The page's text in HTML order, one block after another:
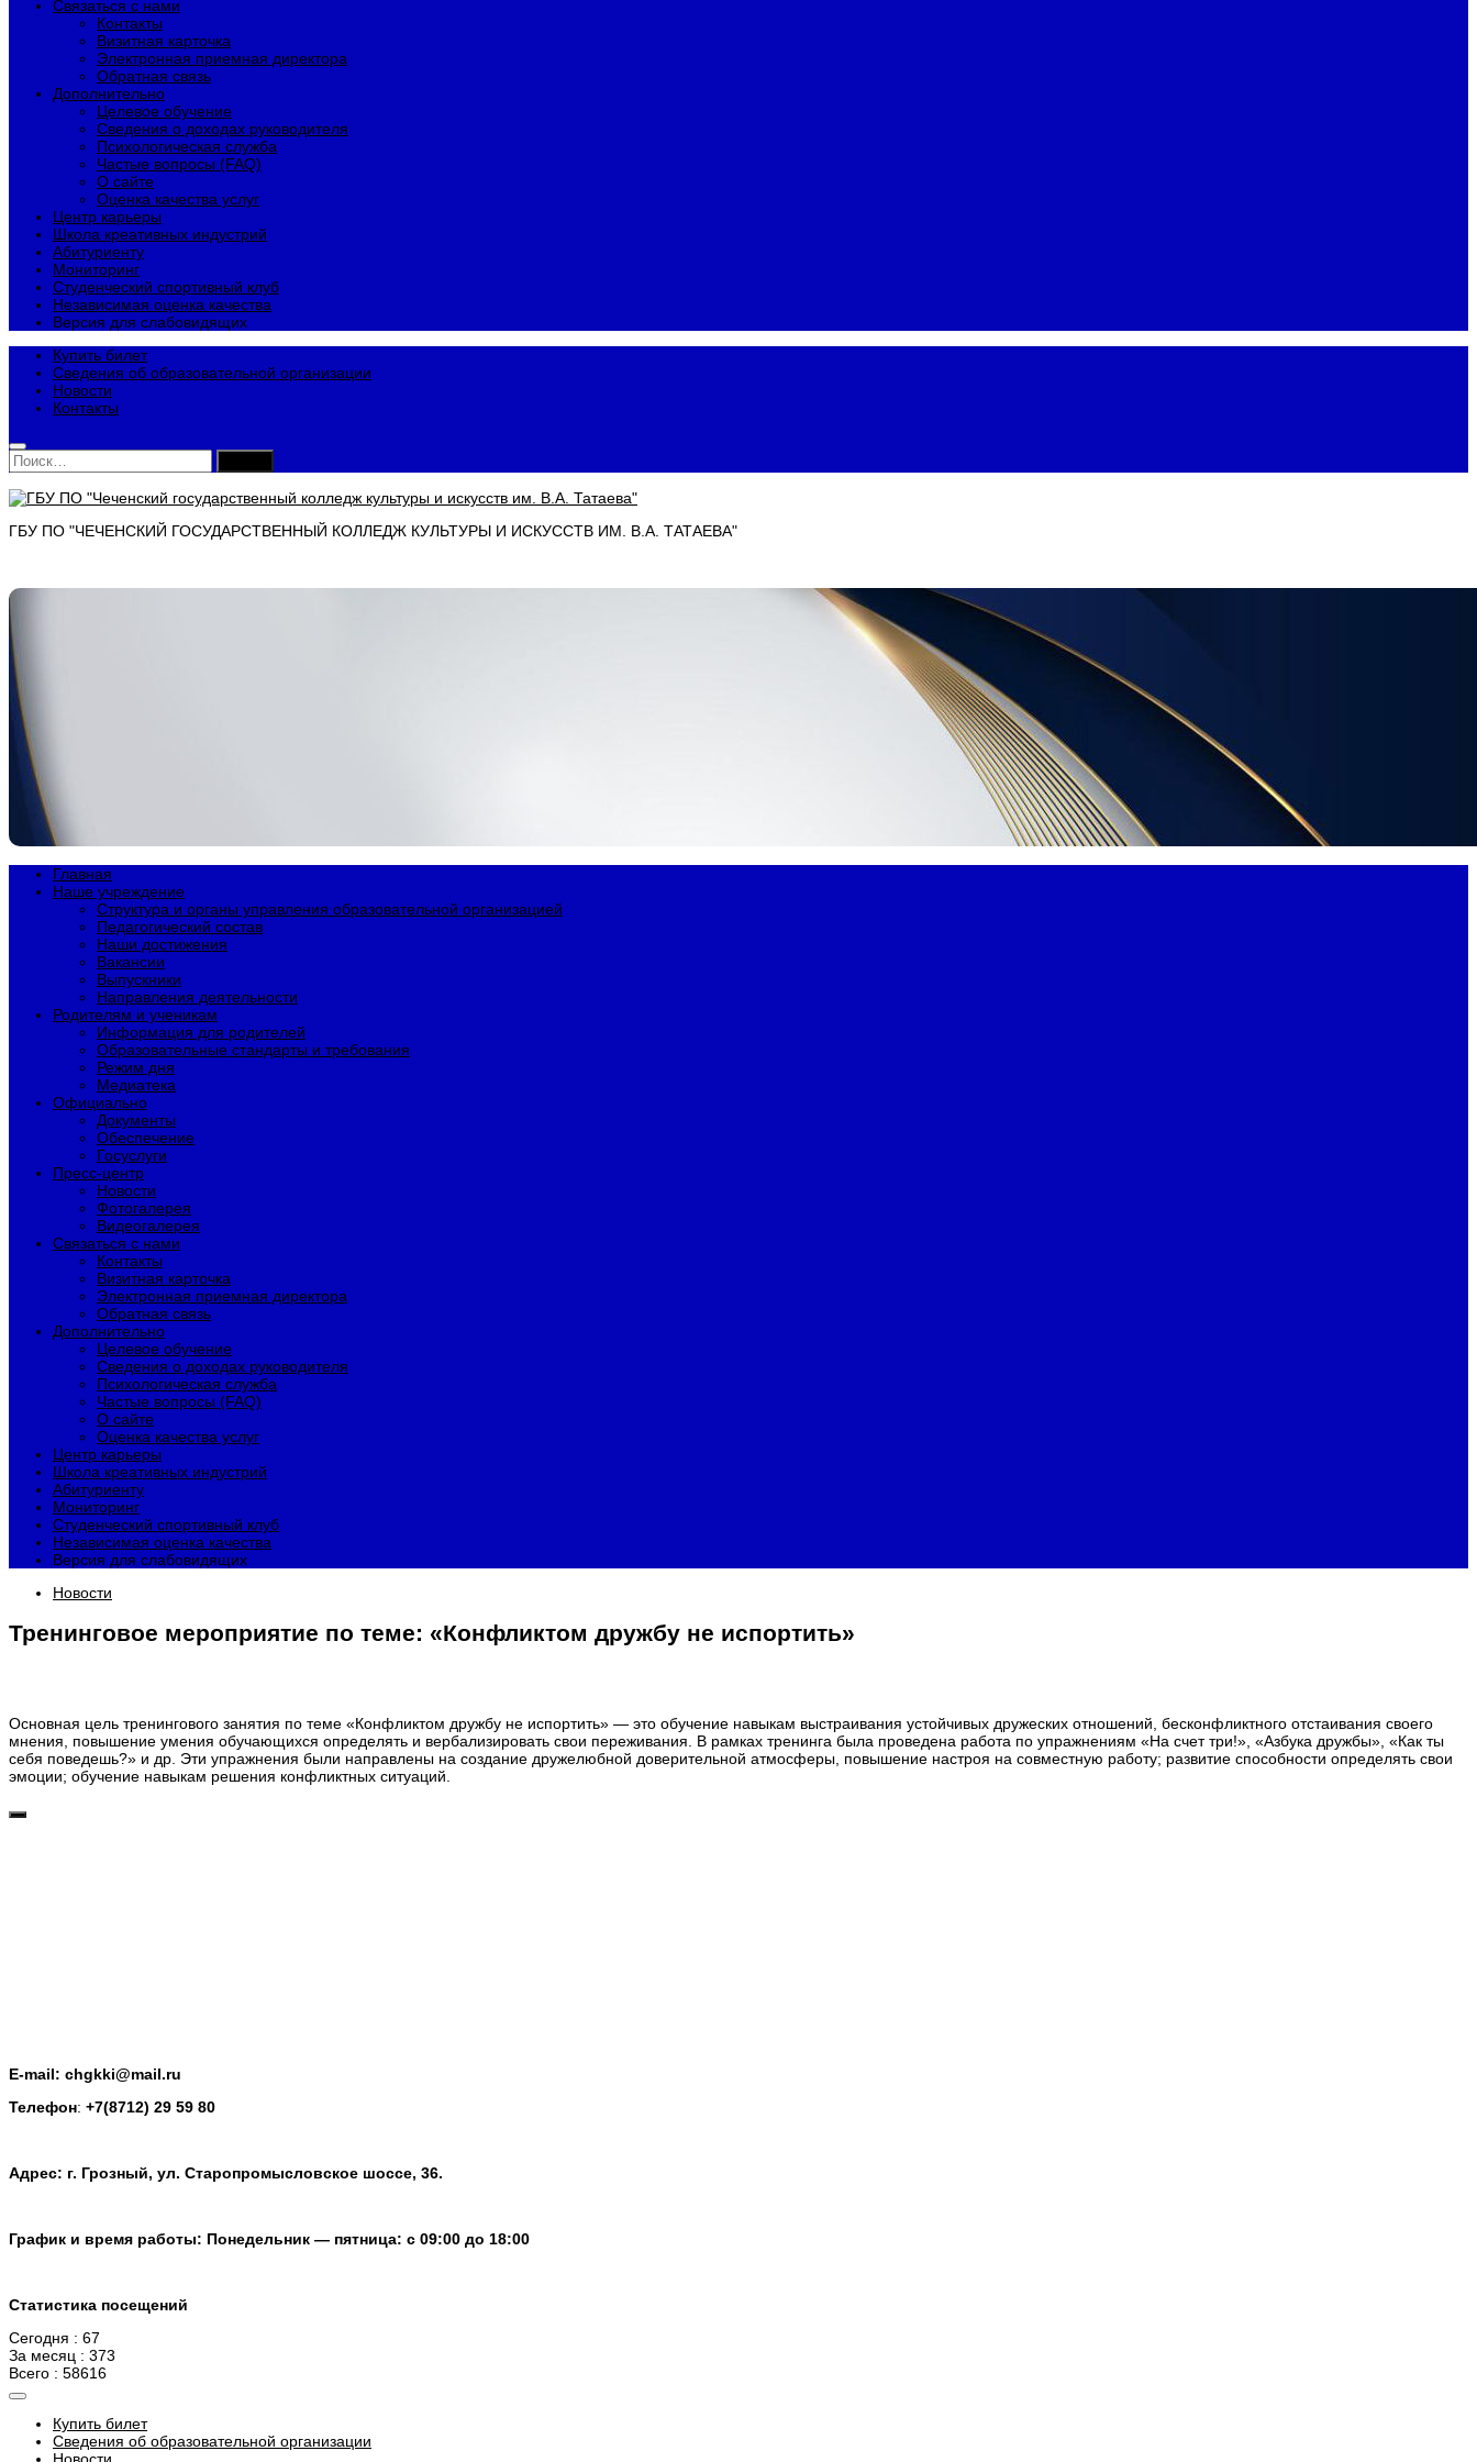
Связаться с нами
Контакты
Визитная карточка
Электронная приемная директора
Обратная связь
Дополнительно
Целевое обучение
Сведения о доходах руководителя
Психологическая служба
Частые вопросы (FAQ)
О сайте
Оценка качества услуг
Центр карьеры
Школа креативных индустрий
Абитуриенту
Мониторинг
Студенческий спортивный клуб
Независимая оценка качества
Версия для слабовидящих
Купить билет
Сведения об образовательной организации
Новости
Контакты
Найти:
ГБУ ПО "ЧЕЧЕНСКИЙ ГОСУДАРСТВЕННЫЙ КОЛЛЕДЖ КУЛЬТУРЫ И ИСКУССТВ ИМ. В.А. ТАТАЕВА"
Главная
Наше учреждение
Структура и органы управления образовательной организацией
Педагогический состав
Наши достижения
Вакансии
Выпускники
Направления деятельности
Родителям и ученикам
Информация для родителей
Образовательные стандарты и требования
Режим дня
Медиатека
Официально
Документы
Обеспечение
Госуслуги
Пресс-центр
Новости
Фотогалерея
Видеогалерея
Связаться с нами
Контакты
Визитная карточка
Электронная приемная директора
Обратная связь
Дополнительно
Целевое обучение
Сведения о доходах руководителя
Психологическая служба
Частые вопросы (FAQ)
О сайте
Оценка качества услуг
Центр карьеры
Школа креативных индустрий
Абитуриенту
Мониторинг
Студенческий спортивный клуб
Независимая оценка качества
Версия для слабовидящих
Новости
Тренинговое мероприятие по теме: «Конфликтом дружбу не испортить»
Основная цель тренингового занятия по теме «Конфликтом дружбу не испортить» — это обучение навыкам выстраивания устойчивых дружеских отношений, бесконфликтного отстаивания своего
мнения, повышение умения обучающихся определять и вербализировать свои переживания. В рамках тренинга была проведена работа по упражнениям «На счет три!», «Азбука дружбы», «Как ты
себя поведешь?» и др. Эти упражнения были направлены на создание дружелюбной доверительной атмосферы, повышение настроя на совместную работу; развитие способности определять свои
эмоции; обучение навыкам решения конфликтных ситуаций.
E-mail: chgkki@mail.ru
Телефон: +7(8712) 29 59 80
Адрес: г. Грозный, ул. Старопромысловское шоссе, 36.
График и время работы: Понедельник — пятница: с 09:00 до 18:00
Статистика посещений
Сегодня : 67
За месяц : 373
Всего : 58616
Купить билет
Сведения об образовательной организации